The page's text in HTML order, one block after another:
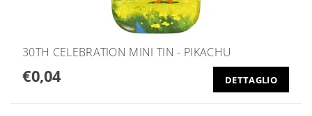
30TH CELEBRATION MINI TIN - PIKACHU
€0,04 DETTAGLIO